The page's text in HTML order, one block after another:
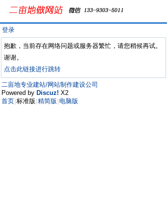
登录
抱歉，当前存在网络问题或服务器繁忙，请您稍候再试。
谢谢。
点击此链接进行跳转
二亩地专业建站/网站制作建设公司
Powered by Discuz! X2
首页 标准版 精简版 电脑版